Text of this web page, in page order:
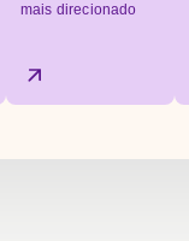
mais direcionado